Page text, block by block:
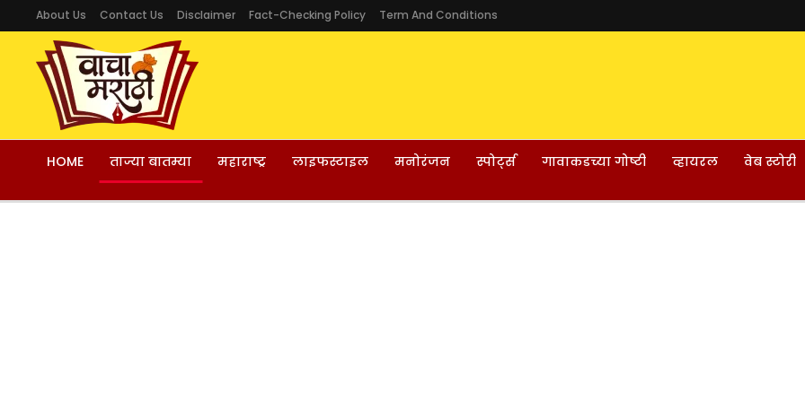
About Us Contact Us Disclaimer Fact-Checking Policy Term And Conditions
HOME ताज्या बातम्या महाराष्ट्र लाइफस्टाइल मनोरंजन स्पोर्ट्स गावाकडच्या गोष्टी व्हायरल वेब स्टोरी